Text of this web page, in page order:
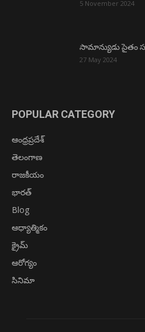
5 November 2024
సామాన్యుడు సైతం
27 May 2024
POPULAR CATEGORY
ఆంధ్రప్రదేశ్
తెలంగాణ
రాజకీయం
భారత్
Blog
ఆధ్యాత్మికం
క్రైమ్
ఆరోగ్యం
సినిమా